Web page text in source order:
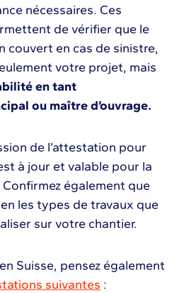
nécessaires. Ces
de vérifier que le
couvert en cas de sinistre,
votre projet, mais
en tant
ou maître d’ouvrage.
de l’attestation pour
à jour et valable pour la
également que
les types de travaux que
sur votre chantier.
Suisse, pensez également
suivantes :